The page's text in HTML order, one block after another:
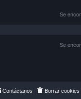
Se
Se
Borrar cookies
Contáctanos